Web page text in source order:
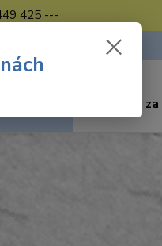
425 ---
za